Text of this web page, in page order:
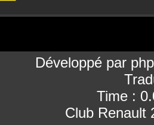
Développé par
Time :
Club Renault